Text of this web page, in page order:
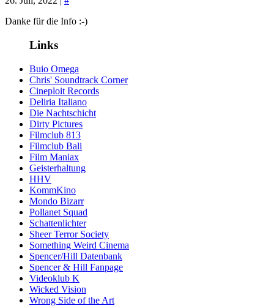
Danke für die Info :-)
Links
Buio Omega
Chris' Soundtrack Corner
Cineploit Records
Deliria Italiano
Die Nachtschicht
Dirty Pictures
Filmclub 813
Filmclub Bali
Film Maniax
Geisterhaltung
HHV
KommKino
Mondo Bizarr
Pollanet Squad
Schattenlichter
Sheer Terror Society
Something Weird Cinema
Spencer/Hill Datenbank
Spencer & Hill Fanpage
Videoklub K
Wicked Vision
Wrong Side of the Art